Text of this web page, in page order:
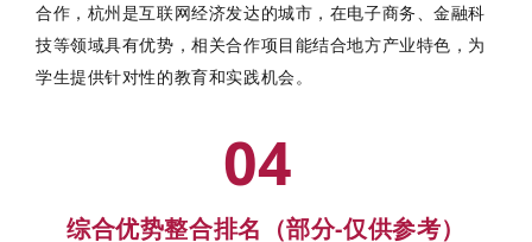
合作，杭州是互联网经济发达的城市，在电子商务、金融科
技等领域具有优势，相关合作项目能结合地方产业特色，为
学生提供针对性的教育和实践机会。
04
综合优势整合排名（部分-仅供参考）